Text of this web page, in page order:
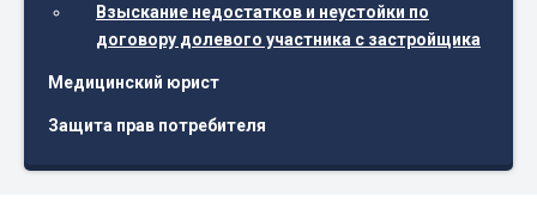
Взыскание недостатков и неустойки по
договору долевого участника с застройщика
Медицинский юрист
Защита прав потребителя